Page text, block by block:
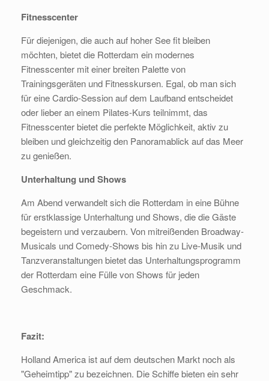
Fitnesscenter
Für diejenigen, die auch auf hoher See fit bleiben
möchten, bietet die Rotterdam ein modernes
Fitnesscenter mit einer breiten Palette von
Trainingsgeräten und Fitnesskursen. Egal, ob man sich
für eine Cardio-Session auf dem Laufband entscheidet
oder lieber an einem Pilates-Kurs teilnimmt, das
Fitnesscenter bietet die perfekte Möglichkeit, aktiv zu
bleiben und gleichzeitig den Panoramablick auf das Meer
zu genießen.
Unterhaltung und Shows
Am Abend verwandelt sich die Rotterdam in eine Bühne
für erstklassige Unterhaltung und Shows, die die Gäste
begeistern und verzaubern. Von mitreißenden Broadway-
Musicals und Comedy-Shows bis hin zu Live-Musik und
Tanzveranstaltungen bietet das Unterhaltungsprogramm
der Rotterdam eine Fülle von Shows für jeden
Geschmack.
Fazit:
Holland America ist auf dem deutschen Markt noch als
"Geheimtipp" zu bezeichnen. Die Schiffe bieten ein sehr